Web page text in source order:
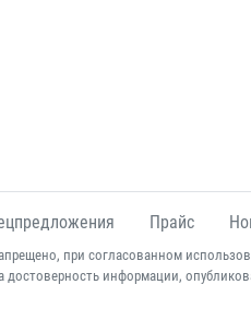
Прайс
при согласованном
достоверность информации,